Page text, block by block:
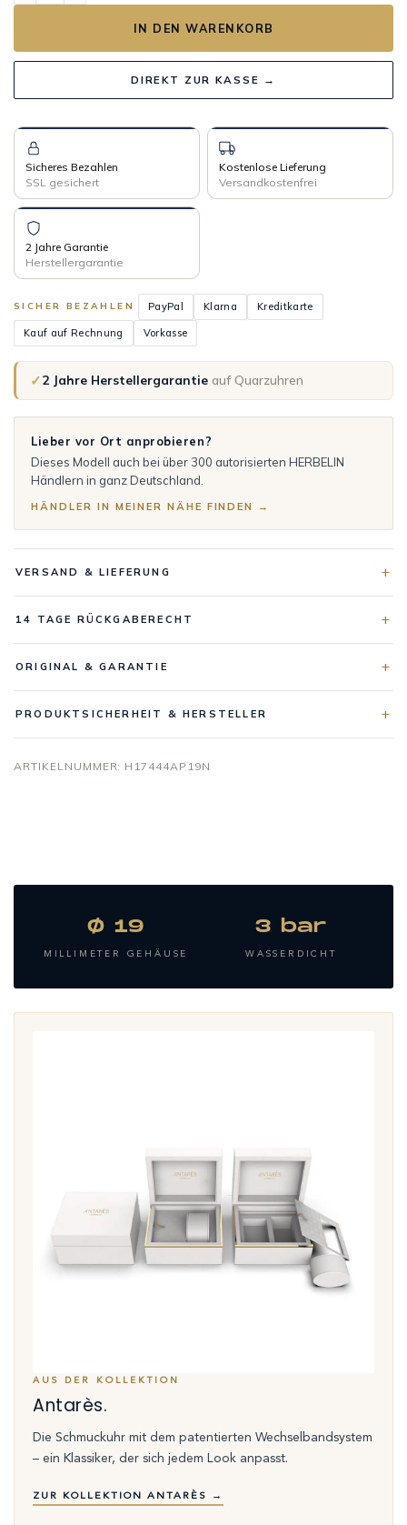
IN DEN WARENKORB
DIREKT ZUR KASSE →
Sicheres Bezahlen
SSL gesichert
Kostenlose Lieferung
Versandkostenfrei
2 Jahre Garantie
Herstellergarantie
SICHER BEZAHLEN PayPal Klarna Kreditkarte
Kauf auf Rechnung Vorkasse
✓2 Jahre Herstellergarantie auf Quarzuhren
Lieber vor Ort anprobieren?
Dieses Modell auch bei über 300 autorisierten HERBELIN
Händlern in ganz Deutschland.
HÄNDLER IN MEINER NÄHE FINDEN →
VERSAND & LIEFERUNG
14 TAGE RÜCKGABERECHT
ORIGINAL & GARANTIE
PRODUKTSICHERHEIT & HERSTELLER
ARTIKELNUMMER: H17444AP19N
Ø 19
MILLIMETER GEHÄUSE
3 bar
WASSERDICHT
AUS DER KOLLEKTION
Antarès.
Die Schmuckuhr mit dem patentierten Wechselbandsystem
– ein Klassiker, der sich jedem Look anpasst.
ZUR KOLLEKTION ANTARÈS →